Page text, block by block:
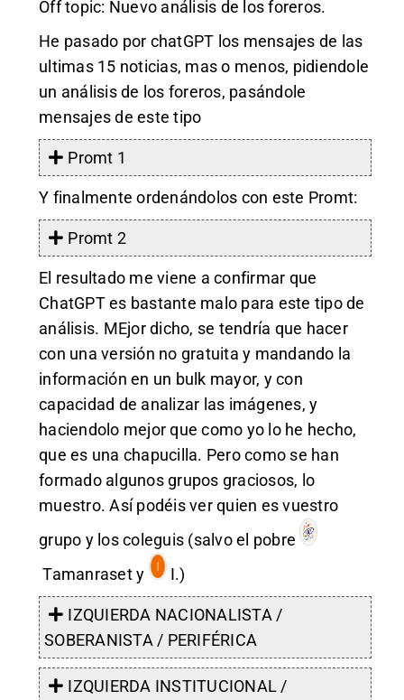
Off topic: Nuevo análisis de los foreros.
He pasado por chatGPT los mensajes de las
ultimas 15 noticias, mas o menos, pidiendole
un análisis de los foreros, pasándole
mensajes de este tipo
Promt 1
Y finalmente ordenándolos con este Promt:
Promt 2
El resultado me viene a confirmar que
ChatGPT es bastante malo para este tipo de
análisis. MEjor dicho, se tendría que hacer
con una versión no gratuita y mandando la
información en un bulk mayor, y con
capacidad de analizar las imágenes, y
haciendolo mejor que como yo lo he hecho,
que es una chapucilla. Pero como se han
formado algunos grupos graciosos, lo
muestro. Así podéis ver quien es vuestro
grupo y los coleguis (salvo el pobre
Tamanrasety I.)
IZQUIERDA NACIONALISTA /
SOBERANISTA / PERIFÉRICA
IZQUIERDA INSTITUCIONAL /